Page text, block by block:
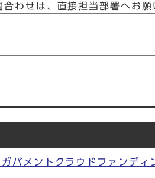
合わせは、直接担当部署へお
バメントクラウドファンディ